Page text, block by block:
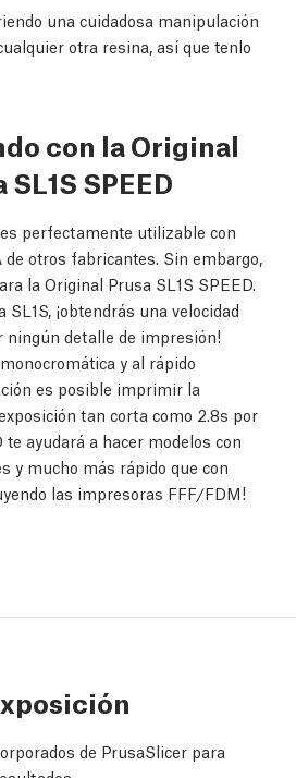
una cuidadosa manipulación
otra resina, así que tenlo
con la Original
SL1S SPEED
perfectamente utilizable con
otros fabricantes. Sin embargo,
la Original Prusa SL1S SPEED.
¡obtendrás una velocidad
ningún detalle de impresión!
y al rápido
es posible imprimir la
tan corta como 2.8s por
te ayudará a hacer modelos con
y mucho más rápido que con
las impresoras FFF/FDM!
de PrusaSlicer para